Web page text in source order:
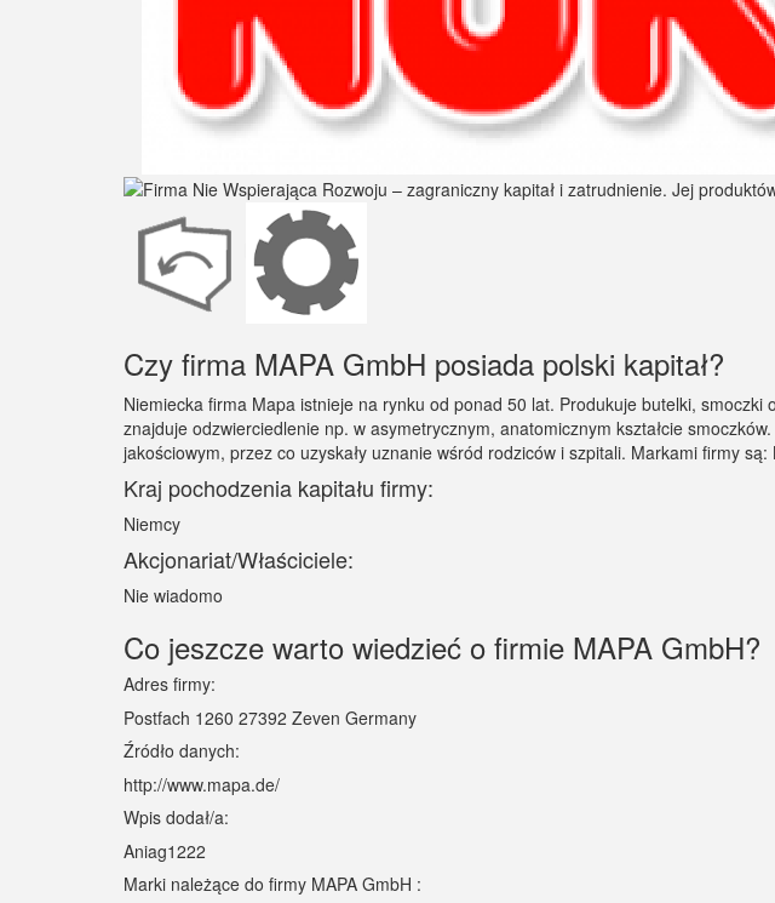
Czy firma MAPA GmbH posiada polski kapitał?
Niemiecka firma Mapa istnieje na rynku od ponad 50 lat. Produkuje butelki,
znajduje odzwierciedlenie np. w asymetrycznym, anatomicznym kształcie
jakościowym, przez co uzyskały uznanie wśród rodziców i szpitali. Markami firmy są:
Kraj pochodzenia kapitału firmy:
Niemcy
Akcjonariat/Właściciele:
Nie wiadomo
Co jeszcze warto wiedzieć o firmie MAPA GmbH?
Adres firmy:
Postfach 1260 27392 Zeven Germany
Źródło danych:
http://www.mapa.de/
Wpis dodał/a:
Aniag1222
Marki należące do firmy MAPA GmbH :